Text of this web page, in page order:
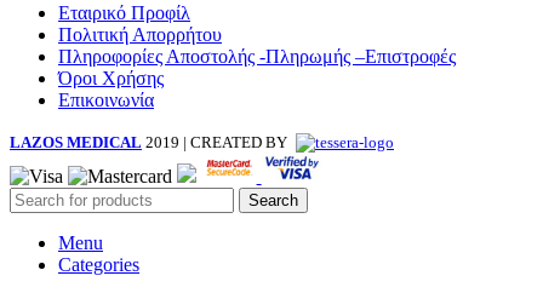
Εταιρικό Προφίλ
Πολιτική Απορρήτου
Πληροφορίες Αποστολής -Πληρωμής –Επιστροφές
Όροι Χρήσης
Επικοινωνία
LAZOS MEDICAL 2019 | CREATED BY
Search
Menu
Categories